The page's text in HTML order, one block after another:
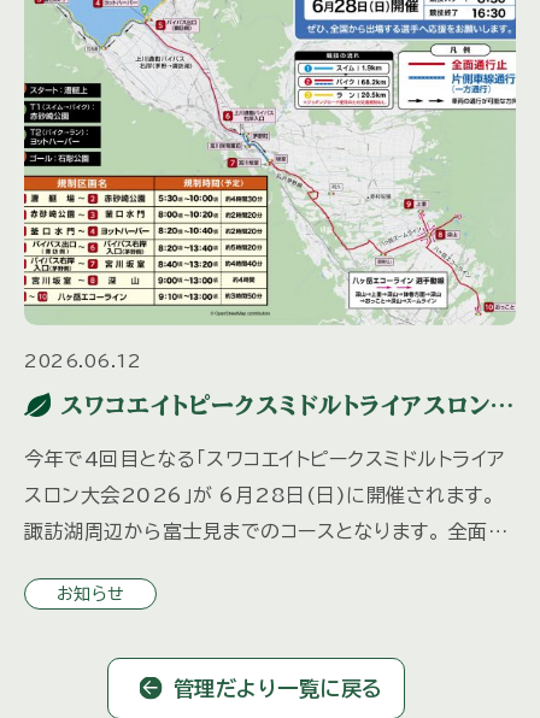
2026.06.12
スワコエイトピークスミドルトライアスロン
今年で4回目となる「スワコエイトピークスミドルトライア
スロン大会2026」が 6月28日(日)に開催されます。
諏訪湖周辺から富士見までのコースとなります。 全面通
ご注意く […]
お知らせ
管理だより一覧に戻る